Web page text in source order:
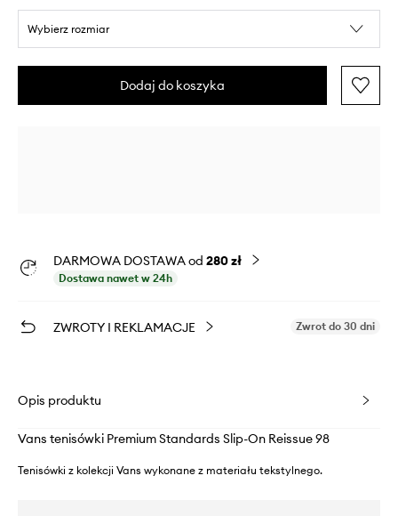
Wybierz rozmiar
Dodaj do koszyka
DARMOWA DOSTAWA od 280 zł
Dostawa nawet w 24h
ZWROTY I REKLAMACJE Zwrot do 30 dni
Opis produktu
Vans tenisówki Premium Standards Slip-On Reissue 98
Tenisówki z kolekcji Vans wykonane z materiału tekstylnego.